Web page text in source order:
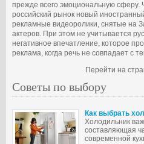
прежде всего эмоциональную
российский рынок новый
рекламные видеоролики, снятые на
актеров. При этом не учитывается
негативное впечатление, которое
реклама, когда речь не совпадает с
Перейти на
Советы по выбору
Как выбрать
Холодильник
составляющая
современной